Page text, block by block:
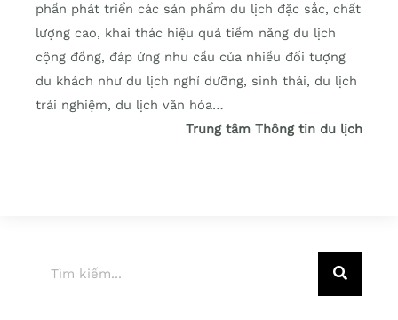
phần phát triển các sản phẩm du lịch đặc sắc, chất
lượng cao, khai thác hiệu quả tiềm năng du lịch
cộng đồng, đáp ứng nhu cầu của nhiều đối tượng
du khách như du lịch nghỉ dưỡng, sinh thái, du lịch
trải nghiệm, du lịch văn hóa…
Trung tâm Thông tin du lịch